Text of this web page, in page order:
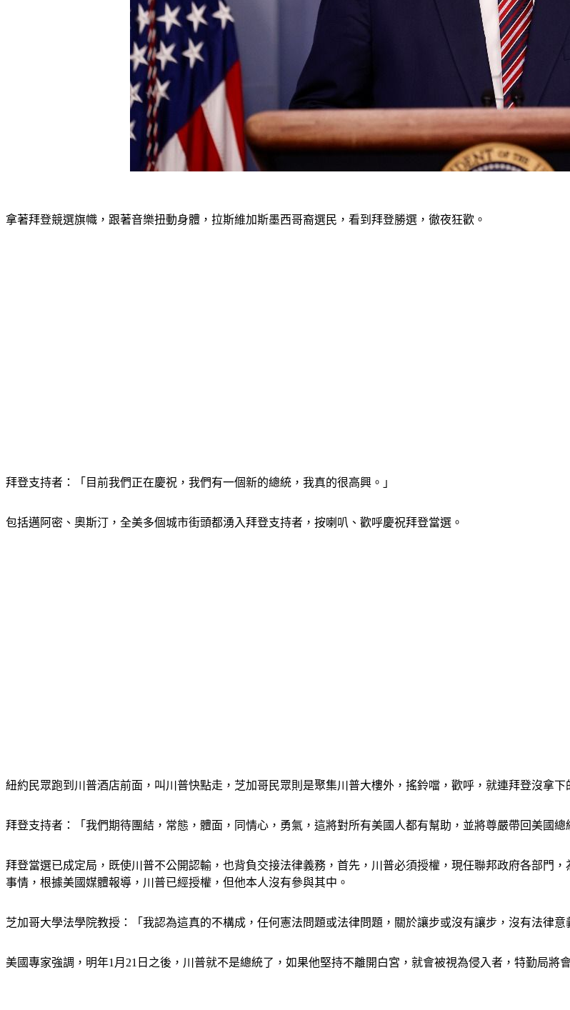
拿著拜登競選旗幟，跟著音樂扭動身體，拉斯維加斯墨西哥裔選民，看到拜登勝選，徹夜狂歡。
拜登支持者：「目前我們正在慶祝，我們有一個新的總統，我真的很高興。」
包括邁阿密、奧斯汀，全美多個城市街頭都湧入拜登支持者，按喇叭、歡呼慶祝拜登當選。
紐約民眾跑到川普酒店前面，叫川普快點走，芝加哥民眾則是聚集川普大樓外，搖鈴噹，歡呼，就連拜登沒拿
拜登支持者：「我們期待團結，常態，體面，同情心，勇氣，這將對所有美國人都有幫助，並將尊嚴帶回美國總
拜登當選已成定局，既使川普不公開認輸，也背負交接法律義務，首先，川普必須授權，現任聯邦政府各部門
事情，根據美國媒體報導，川普已經授權，但他本人沒有參與其中。
芝加哥大學法學院教授：「我認為這真的不構成，任何憲法問題或法律問題，關於讓步或沒有讓步，沒有法律意
美國專家強調，明年1月21日之後，川普就不是總統了，如果他堅持不離開白宮，就會被視為侵入者，特勤局將